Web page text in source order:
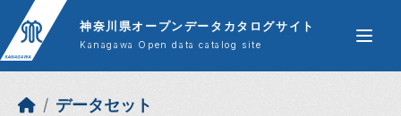
Skip to main content
神奈川県オープンデータカタログサイト
Kanagawa Open data catalog site
データセット